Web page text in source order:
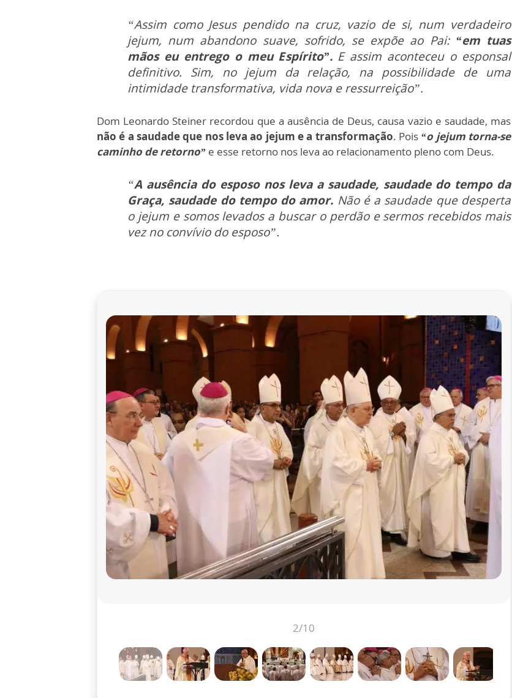
“Assim como Jesus pendido na cruz, vazio de si, num verdadeiro
jejum, num abandono suave, sofrido, se expõe ao Pai: “em tuas
mãos eu entrego o meu Espírito”.E assim aconteceu o esponsal
definitivo. Sim, no jejum da relação, na possibilidade de uma
intimidade transformativa, vida nova e ressurreição”.
Dom Leonardo Steiner recordou que a ausência de Deus, causa vazio e saudade, mas
não é a saudade que nos leva ao jejum e a transformação. Pois “o jejum torna-se
caminho de retorno” e esse retorno nos leva ao relacionamento pleno com Deus.
“A ausência do esposo nos leva a saudade, saudade do tempo da
Graça, saudade do tempo do amor. Não é a saudade que desperta
o jejum e somos levados a buscar o perdão e sermos recebidos mais
vez no convívio do esposo”.
3/10